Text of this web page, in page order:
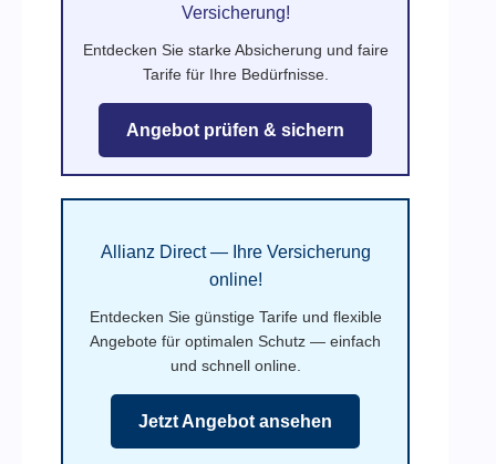
Versicherung!
Entdecken Sie starke Absicherung und faire
Tarife für Ihre Bedürfnisse.
Angebot prüfen & sichern
Allianz Direct — Ihre Versicherung
online!
Entdecken Sie günstige Tarife und flexible
Angebote für optimalen Schutz — einfach
und schnell online.
Jetzt Angebot ansehen